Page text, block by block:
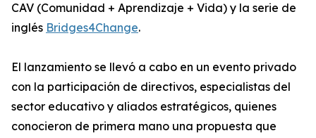
CAV (Comunidad + Aprendizaje + Vida) y la serie de
inglés Bridges4Change.
El lanzamiento se llevó a cabo en un evento privado
con la participación de directivos, especialistas del
sector educativo y aliados estratégicos, quienes
conocieron de primera mano una propuesta que